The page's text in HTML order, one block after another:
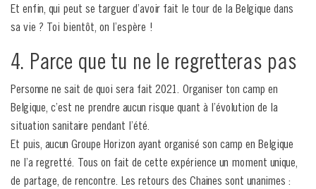
Et enfin, qui peut se targuer d’avoir fait le tour de la Belgique dans
sa vie ? Toi bientôt, on l’espère !
4. Parce que tu ne le regretteras pas
Personne ne sait de quoi sera fait 2021. Organiser ton camp en
Belgique, c’est ne prendre aucun risque quant à l’évolution de la
situation sanitaire pendant l’été.
Et puis, aucun Groupe Horizon ayant organisé son camp en Belgique
ne l’a regretté. Tous on fait de cette expérience un moment unique,
de partage, de rencontre. Les retours des Chaines sont unanimes :